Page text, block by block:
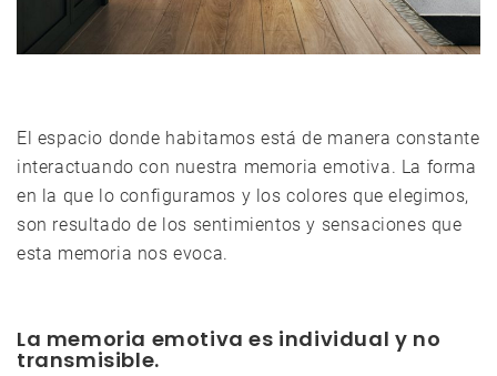
El espacio donde habitamos está de manera constante
interactuando con nuestra memoria emotiva. La forma
en la que lo configuramos y los colores que elegimos,
son resultado de los sentimientos y sensaciones que
esta memoria nos evoca.
La memoria emotiva es individual y no
transmisible.